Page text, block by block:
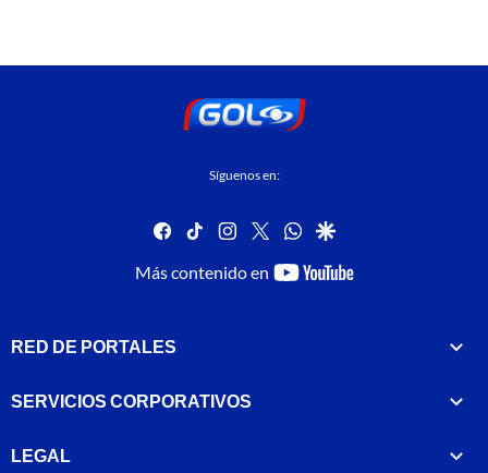
Síguenos en:
facebook
tiktok instagram
twitterwhatsapp
google
Más contenido en
youtube-
RED DE PORTALES
SERVICIOS CORPORATIVOS
LEGAL